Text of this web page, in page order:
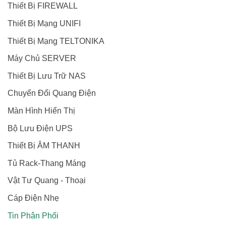
Thiết Bị FIREWALL
Thiết Bị Mạng UNIFI
Thiết Bị Mạng TELTONIKA
Máy Chủ SERVER
Thiết Bị Lưu Trữ NAS
Chuyển Đổi Quang Điện
Màn Hình Hiển Thị
Bộ Lưu Điện UPS
Thiết Bị ÂM THANH
Tủ Rack-Thang Máng
Vật Tư Quang - Thoại
Cáp Điện Nhẹ
Tin Phân Phối